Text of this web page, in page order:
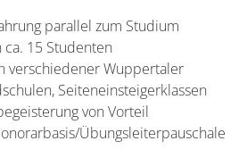
parallel zum Studium
ca. 15 Studenten
verschiedener Wuppertaler
Seiteneinsteigerklassen
von Vorteil
Übungsleiterpauschale